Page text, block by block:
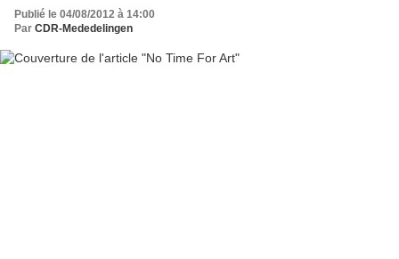
Publié le 04/08/2012 à 14:00
Par CDR-Mededelingen